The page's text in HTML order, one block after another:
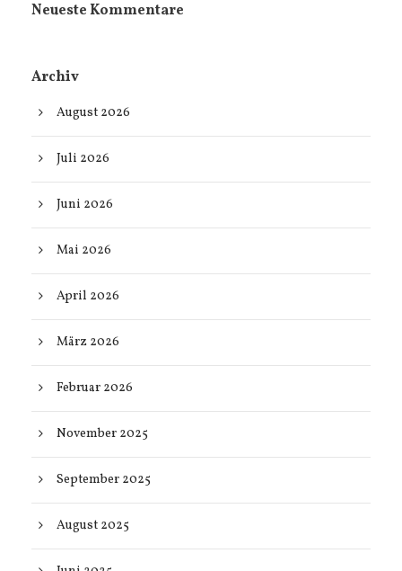
Neueste Kommentare
Archiv
August 2026
Juli 2026
Juni 2026
Mai 2026
April 2026
März 2026
Februar 2026
November 2025
September 2025
August 2025